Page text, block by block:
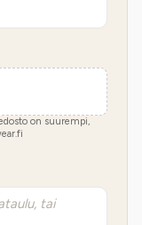
on suurempi,